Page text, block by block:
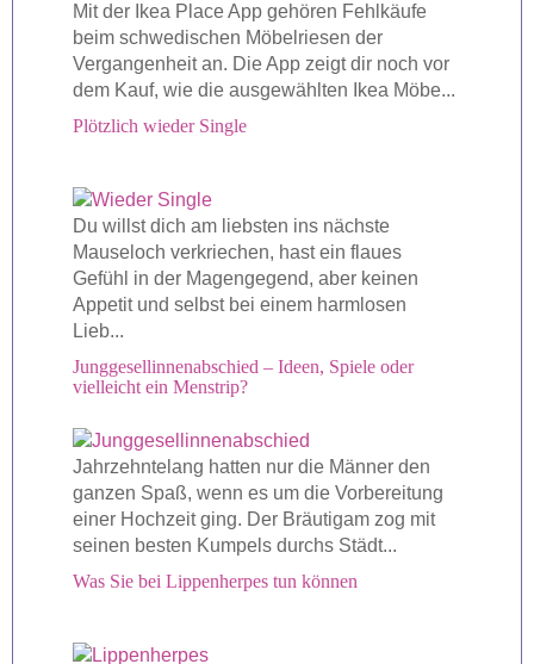
Mit der Ikea Place App gehören Fehlkäufe
beim schwedischen Möbelriesen der
Vergangenheit an. Die App zeigt dir noch vor
dem Kauf, wie die ausgewählten Ikea Möbe...
Plötzlich wieder Single
Du willst dich am liebsten ins nächste
Mauseloch verkriechen, hast ein flaues
Gefühl in der Magengegend, aber keinen
Appetit und selbst bei einem harmlosen
Lieb...
Junggesellinnenabschied – Ideen, Spiele oder
vielleicht ein Menstrip?
Jahrzehntelang hatten nur die Männer den
ganzen Spaß, wenn es um die Vorbereitung
einer Hochzeit ging. Der Bräutigam zog mit
seinen besten Kumpels durchs Städt...
Was Sie bei Lippenherpes tun können